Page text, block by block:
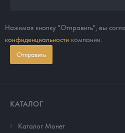
Нажимая кнопку "Отправить", вы
конфиденциальности компании.
Отправить
КАТАЛОГ
Каталог Монет